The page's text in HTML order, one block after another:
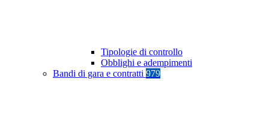
Tipologie di controllo
Obblighi e adempimenti
Bandi di gara e contratti 979